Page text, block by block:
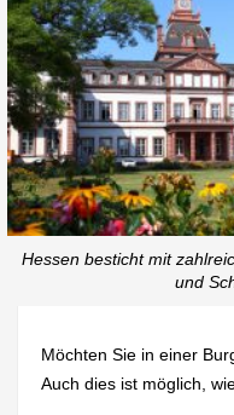
Hessen besticht mit
und
Möchten Sie in einer
Auch dies ist möglich,